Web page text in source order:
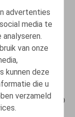
advertenties
media te
van onze
kunnen deze
die u
verzameld
het risico op
eenvoudig
De Vlaamse
inzake
een invloed
(minder dan 90
(meer dan 90